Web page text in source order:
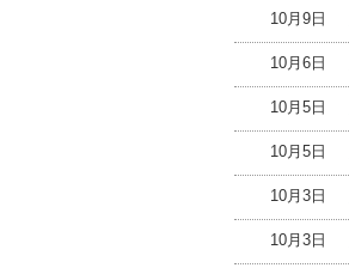
10月9日
10月6日
10月5日
10月5日
10月3日
10月3日